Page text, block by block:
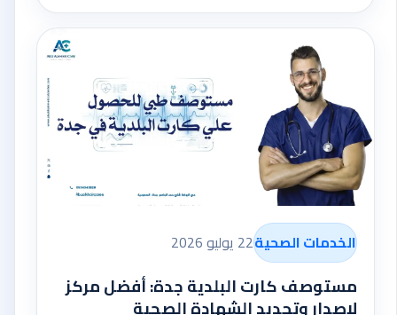
الخدمات الصحية22 يوليو 2026
مستوصف كارت البلدية جدة: أفضل مركز
لإصدار وتجديد الشهادة الصحية